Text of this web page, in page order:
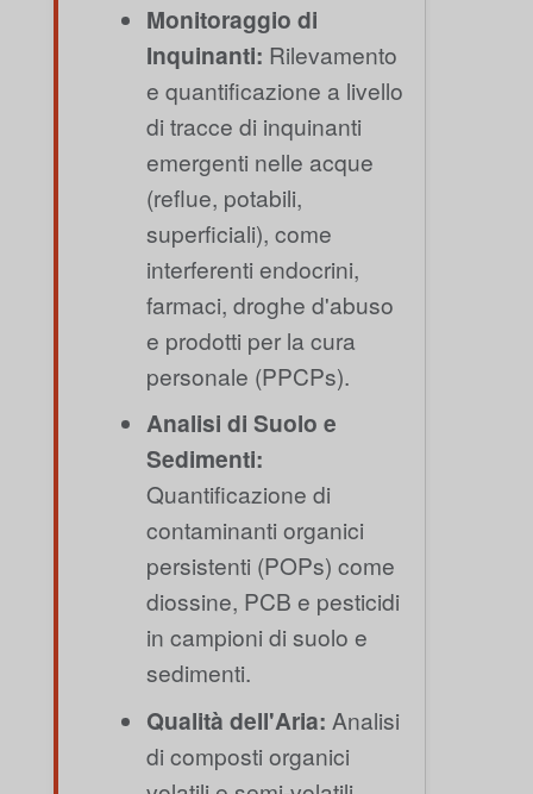
Monitoraggio di
Inquinanti: Rilevamento
e quantificazione a livello
di tracce di inquinanti
emergenti nelle acque
(reflue, potabili,
superficiali), come
interferenti endocrini,
farmaci, droghe d'abuso
e prodotti per la cura
personale (PPCPs).
Analisi di Suolo e
Sedimenti:
Quantificazione di
contaminanti organici
persistenti (POPs) come
diossine, PCB e pesticidi
in campioni di suolo e
sedimenti.
Qualità dell'Aria: Analisi
di composti organici